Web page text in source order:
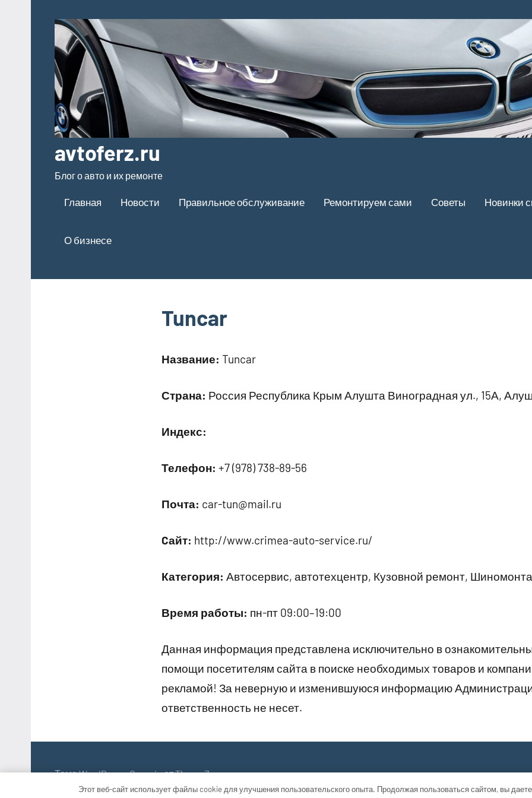
содержимому
avtoferz.ru
Блог о авто и их ремонте
Главная Новости Правильное обслуживание Ремонтируем сами Советы Новинки
О бизнесе
Tuncar
Название: Tuncar
Страна: Россия Республика Крым Алушта Виноградная ул., 15А,
Индекс:
Телефон: +7 (978) 738-89-56
Почта: car-tun@mail.ru
Cайт: http://www.crimea-auto-service.ru/
Категория: Автосервис, автотехцентр, Кузовной ремонт,
Время работы: пн-пт 09:00–19:00
Данная информация представлена исключительно в
помощи посетителям сайта в поиске необходимых товаров и
рекламой! За неверную и изменившуюся информацию
ответственность не несет.
Тема WordPress: Occasio от ThemeZee.
Этот веб-сайт использует файлы cookie для улучшения пользовательского опыта. Продолжая пользоваться сайтом, вы